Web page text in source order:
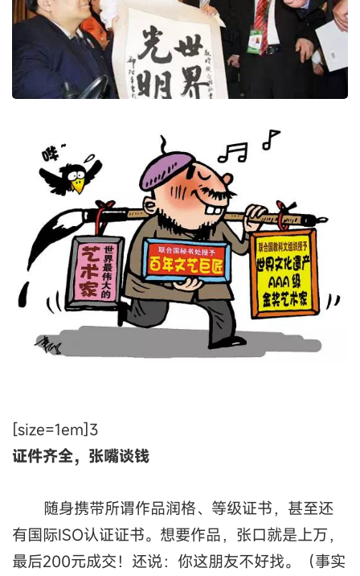
[size=1em]3
证件齐全，张嘴谈钱
随身携带所谓作品润格、等级证书，甚至还
有国际ISO认证证书。想要作品，张口就是上万，
最后200元成交！还说：你这朋友不好找。（事实